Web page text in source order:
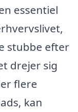
essentiel
stubbe efter
drejer sig
flere
kan